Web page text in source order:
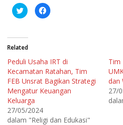
K
l
n
u
b
r
b
a
g
i
p
a
d
a
K
l
m
e
m
b
a
g
d
Related
Peduli Usaha IRT di
Kecamatan Ratahan, Tim
FEB Unsrat Bagikan Strategi
Mengatur Keuangan
Keluarga
27/05/2024
dalam "Religi dan Edukasi"
Tim
dan
27/